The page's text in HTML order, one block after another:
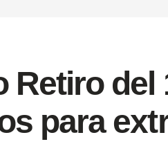
Retiro del
para